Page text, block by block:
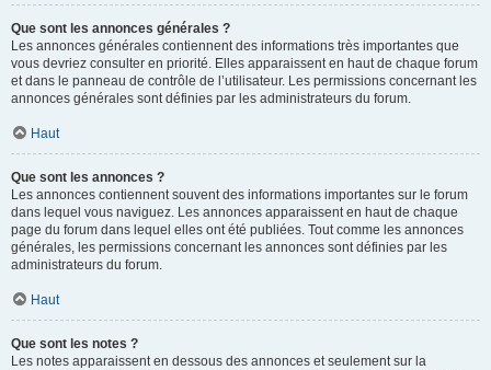
Que sont les annonces générales ?
Les annonces générales contiennent des informations très importantes que
vous devriez consulter en priorité. Elles apparaissent en haut de chaque forum
et dans le panneau de contrôle de l’utilisateur. Les permissions concernant les
annonces générales sont définies par les administrateurs du forum.
Haut
Que sont les annonces ?
Les annonces contiennent souvent des informations importantes sur le forum
dans lequel vous naviguez. Les annonces apparaissent en haut de chaque
page du forum dans lequel elles ont été publiées. Tout comme les annonces
générales, les permissions concernant les annonces sont définies par les
administrateurs du forum.
Haut
Que sont les notes ?
Les notes apparaissent en dessous des annonces et seulement sur la